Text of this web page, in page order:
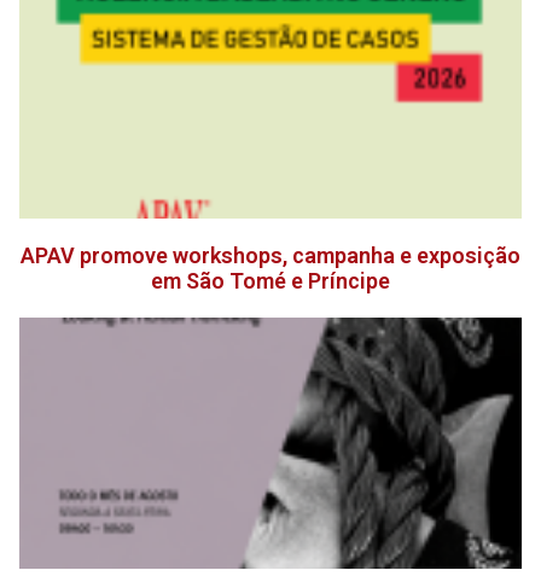
APAV promove workshops, campanha e exposição
em São Tomé e Príncipe